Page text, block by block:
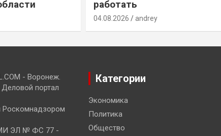
работать
04.08.2026 andrey
- Воронеж.
портал
Роскомнадзором
ЭЛ № ФС 77 -
Категории
Экономика
Политика
Общество